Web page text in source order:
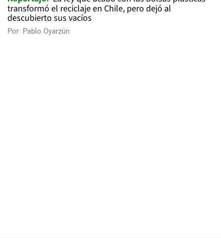
transformó el reciclaje en Chile, pero dejó al
descubierto sus vacíos
Por Pablo Oyarzún